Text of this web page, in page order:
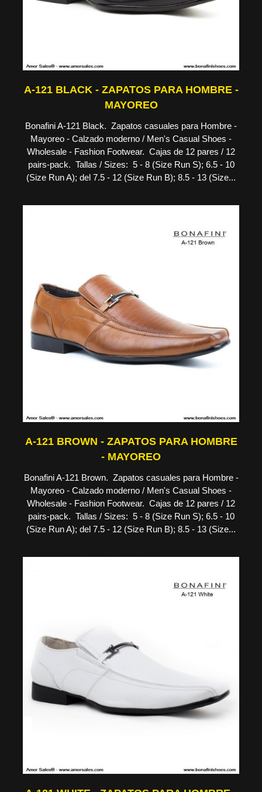
A-121 BLACK - ZAPATOS PARA HOMBRE -
MAYOREO
Bonafini A-121 Black. Zapatos casuales para Hombre -
Mayoreo - Calzado moderno / Men's Casual Shoes -
Wholesale - Fashion Footwear. Cajas de 12 pares / 12
pairs-pack. Tallas / Sizes: 5 - 8 (Size Run S); 6.5 - 10
(Size Run A); del 7.5 - 12 (Size Run B); 8.5 - 13 (Size...
A-121 BROWN - ZAPATOS PARA HOMBRE
- MAYOREO
Bonafini A-121 Brown. Zapatos casuales para Hombre -
Mayoreo - Calzado moderno / Men's Casual Shoes -
Wholesale - Fashion Footwear. Cajas de 12 pares / 12
pairs-pack. Tallas / Sizes: 5 - 8 (Size Run S); 6.5 - 10
(Size Run A); del 7.5 - 12 (Size Run B); 8.5 - 13 (Size...